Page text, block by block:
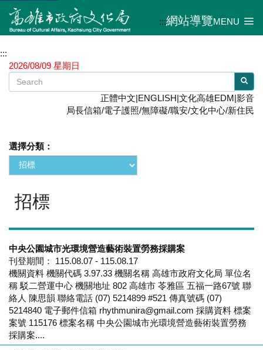
:::網站導覽MENU
:::
2026/08/09 星期日
正體中文|ENGLISH|文化高雄EDM|影音
局長信箱/電子護照/無障礙/職安/文化中心/新住民
選擇分類：
招標
中央公園城市光環境營造藝術裝置勞務採購案
刊登期間： 115.08.07 - 115.08.17
機關資料 機關代碼 3.97.33 機關名稱 高雄市政府文化局 單位名
稱 駁二營運中心 機關地址 802 高雄市 苓雅區 五福一路67號 聯
絡人 陳思韻 聯絡電話 (07) 5214899 #521 傳真號碼 (07)
5214840 電子郵件信箱 rhythmunira@gmail.com 採購資料 標案
案號 115176 標案名稱 中央公園城市光環境營造藝術裝置勞務
採購案....